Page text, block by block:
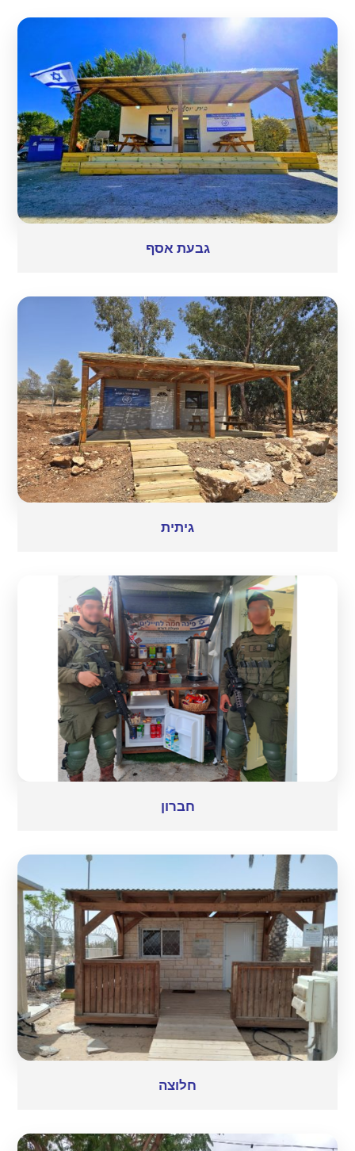
גבעת אסף
גיתית
חברון
חלוצה